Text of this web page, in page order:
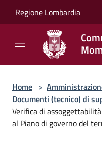
Regione Lombardia
Home >
Documenti (tecnico) di
Verifica di
al Piano di governo del